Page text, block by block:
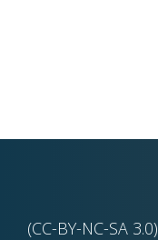
(CC-BY-NC-SA 3.0)